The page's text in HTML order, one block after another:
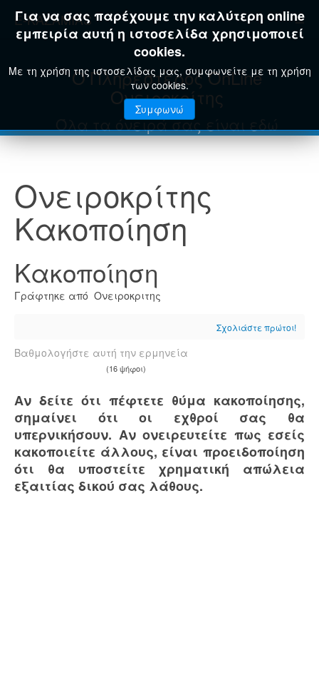
E-KAZAMIAS
Για να σας παρέχουμε την καλύτερη online
εμπειρία αυτή η ιστοσελίδα χρησιμοποιεί
cookies.
Με τη χρήση της ιστοσελίδας μας, συμφωνείτε με τη χρήση
των cookies.
Συμφωνώ
Ο Πληρέστερος OnLine
Ονειροκρίτης
Όλα τα όνειρά σας είναι εδώ
Ονειροκρίτης
Κακοποίηση
Κακοποίηση
Γράφτηκε από Ονειροκριτης
Σχολιάστε πρώτοι!
Βαθμολογήστε αυτή την ερμηνεία
(16 ψήφοι)
Αν δείτε ότι πέφτετε θύμα κακοποίησης,
σημαίνει ότι οι εχθροί σας θα
υπερνικήσουν. Αν ονειρευτείτε πως εσείς
κακοποιείτε άλλους, είναι προειδοποίηση
ότι θα υποστείτε χρηματική απώλεια
εξαιτίας δικού σας λάθους.